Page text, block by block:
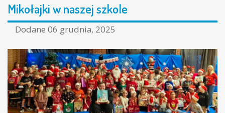
Mikołajki w naszej szkole
Dodane 06 grudnia, 2025